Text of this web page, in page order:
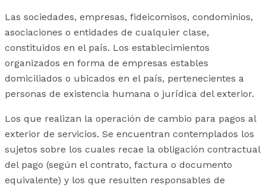
Las sociedades, empresas, fideicomisos, condominios,
asociaciones o entidades de cualquier clase,
constituidos en el país. Los establecimientos
organizados en forma de empresas estables
domiciliados o ubicados en el país, pertenecientes a
personas de existencia humana o jurídica del exterior.
Los que realizan la operación de cambio para pagos al
exterior de servicios. Se encuentran contemplados los
sujetos sobre los cuales recae la obligación contractual
del pago (según el contrato, factura o documento
equivalente) y los que resulten responsables de